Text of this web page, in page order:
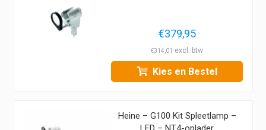
€379,95
€314,01
Kies en Bestel
Heine – G100 Kit Spleetlamp –